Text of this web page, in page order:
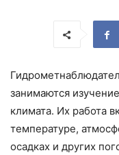
занимаются
климата. Их работа
температуре,
осадках и других